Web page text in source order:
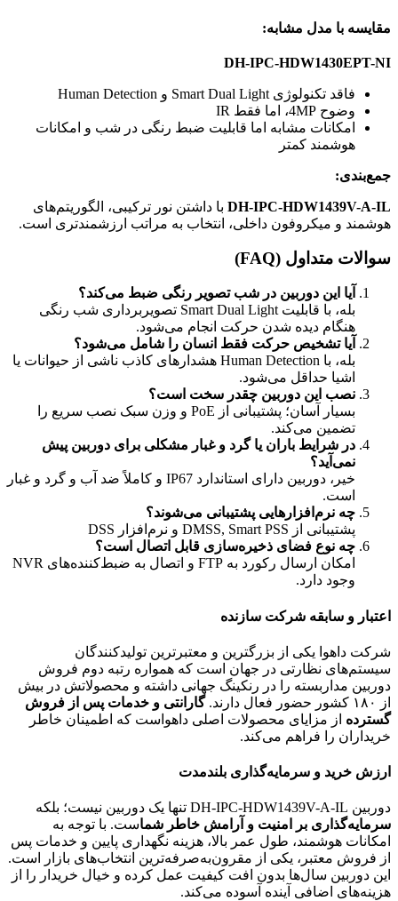
مقایسه با مدل مشابه:
DH-IPC-HDW1430EPT-NI
فاقد تکنولوژی Smart Dual Light و Human Detection
وضوح 4MP، اما فقط IR
امکانات مشابه اما قابلیت ضبط رنگی در شب و امکانات
هوشمند کمتر
جمع‌بندی:
DH-IPC-HDW1439V-A-IL با داشتن نور ترکیبی، الگوریتم‌های
هوشمند و میکروفون داخلی، انتخاب به مراتب ارزشمندتری است.
سوالات متداول (FAQ)
آیا این دوربین در شب تصویر رنگی ضبط می‌کند؟
بله، با قابلیت Smart Dual Light تصویربرداری شب رنگی
هنگام دیده شدن حرکت انجام می‌شود.
آیا تشخیص حرکت فقط انسان را شامل می‌شود؟
بله، با Human Detection هشدارهای کاذب ناشی از حیوانات یا
اشیا حداقل می‌شود.
نصب این دوربین چقدر سخت است؟
بسیار آسان؛ پشتیبانی از PoE و وزن سبک نصب سریع را
تضمین می‌کند.
در شرایط باران یا گرد و غبار مشکلی برای دوربین پیش
نمی‌آید؟
خیر، دوربین دارای استاندارد IP67 و کاملاً ضد آب و گرد و غبار
است.
چه نرم‌افزارهایی پشتیبانی می‌شوند؟
پشتیبانی از DMSS, Smart PSS و نرم‌افزار DSS
چه نوع فضای ذخیره‌سازی قابل اتصال است؟
امکان ارسال رکورد به FTP و اتصال به ضبط‌کننده‌های NVR
وجود دارد.
اعتبار و سابقه شرکت سازنده
شرکت داهوا یکی از بزرگترین و معتبرترین تولیدکنندگان
سیستم‌های نظارتی در جهان است که همواره رتبه دوم فروش
دوربین مداربسته را در رنکینگ جهانی داشته و محصولاتش در بیش
از ۱۸۰ کشور حضور فعال دارند.
گارانتی و خدمات پس از فروش
گسترده از مزایای محصولات اصلی داهواست که اطمینان خاطر
خریداران را فراهم می‌کند.
ارزش خرید و سرمایه‌گذاری بلندمدت
دوربین DH-IPC-HDW1439V-A-IL تنها یک دوربین نیست؛ بلکه
سرمایه‌گذاری بر امنیت و آرامش خاطر شماست. با توجه به
امکانات هوشمند، طول عمر بالا، هزینه نگهداری پایین و خدمات پس
از فروش معتبر، یکی از مقرون‌به‌صرفه‌ترین انتخاب‌های بازار است.
این دوربین سال‌ها بدون افت کیفیت عمل کرده و خیال خریدار را از
هزینه‌های اضافی آینده آسوده می‌کند.